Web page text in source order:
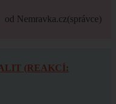
od Nemravka.cz(správce)
(REAKCÍ: